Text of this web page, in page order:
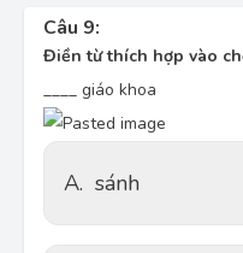
Câu 9:
Điền từ thích hợp vào
____ giáo khoa
A. sánh